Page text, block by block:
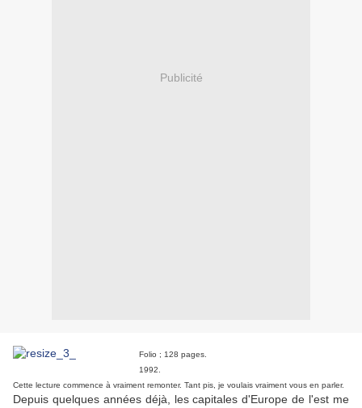
Publicité
Folio ; 128 pages.
1992.
Cette lecture commence à vraiment remonter. Tant pis, je voulais vraiment vous en parler.
Depuis quelques années déjà, les capitales d'Europe de l'est me